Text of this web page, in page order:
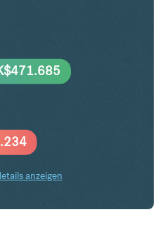
471.685
anzeigen
Trends